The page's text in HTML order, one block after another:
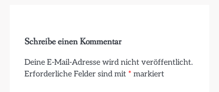
Schreibe einen Kommentar
Deine E-Mail-Adresse wird nicht veröffentlicht.
Erforderliche Felder sind mit * markiert